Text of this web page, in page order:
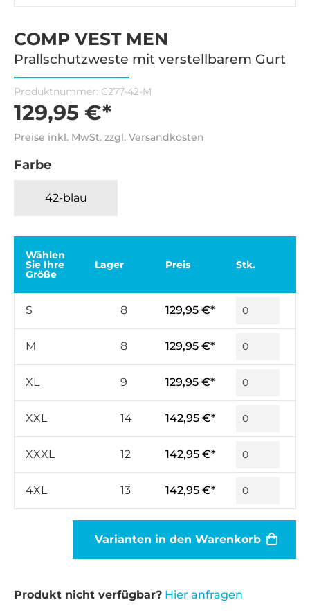
COMP VEST MEN
Prallschutzweste mit verstellbarem Gurt
Produktnummer: C277-42-M
129,95 €*
Preise inkl. MwSt. zzgl. Versandkosten
Farbe
42-blau
Wählen
Sie Ihre
Größe
Lager Preis Stk.
S 8 129,95 €*
M 8 129,95 €*
XL 9 129,95 €*
XXL 14 142,95 €*
XXXL 12 142,95 €*
4XL 13 142,95 €*
Varianten in den Warenkorb
Produkt nicht verfügbar? Hier anfragen